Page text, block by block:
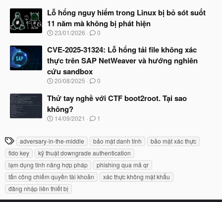
ầ
u
à
ắ
đ
ầ
u
Lỗ hổng nguy hiểm trong Linux bị bỏ sót suốt
11 năm mà không bị phát hiện
N
à
b
ắ
t
ầ
u
23/01/2026 0
CVE-2025-31324: Lỗ hổng tải file không xác
thực trên SAP NetWeaver và hướng nghiên
cứu sandbox
N
à
y
b
ắ
đ
ầ
u
20/08/2025 0
Thử tay nghề với CTF boot2root. Tại sao
không?
N
y
b
ắ
t
đ
ầ
u
14/09/2021 1
T
h
ẻ
adversary-in-the-middle bảo mật danh tính
bảo mật xác thực
fido key
kỹ thuật downgrade authentication
lạm dụng tính năng hợp pháp
phishing qua mã qr
tấn công chiếm quyền tài khoản
xác thực không mật khẩu
đăng nhập liên thiết bị